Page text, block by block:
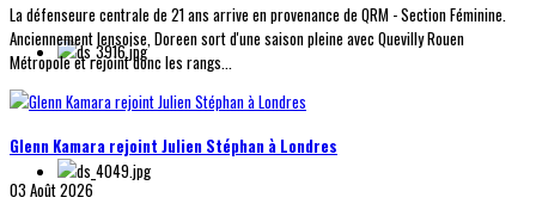
La défenseure centrale de 21 ans arrive en provenance de QRM - Section Féminine.
Anciennement lensoise, Doreen sort d'une saison pleine avec Quevilly Rouen
Métropole et rejoint donc les rangs...
Glenn Kamara rejoint Julien Stéphan à Londres
03 Août 2026